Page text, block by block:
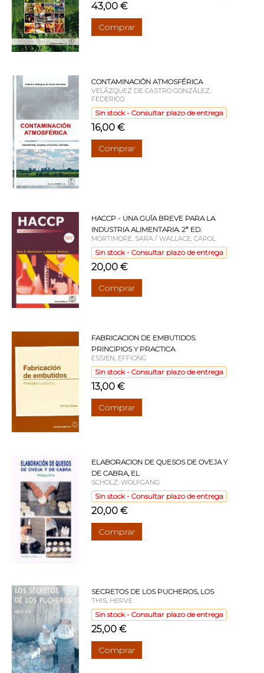
43,00 €
Comprar
CONTAMINACIÓN ATMOSFÉRICA
VELÁZQUEZ DE CASTRO GONZÁLEZ,
FEDERICO
Sin stock - Consultar plazo de entrega
16,00 €
Comprar
HACCP - UNA GUÍA BREVE PARA LA
INDUSTRIA ALIMENTARIA. 2ª ED.
MORTIMORE, SARA / WALLACE, CAROL
Sin stock - Consultar plazo de entrega
20,00 €
Comprar
FABRICACION DE EMBUTIDOS.
PRINCIPIOS Y PRACTICA
ESSIEN, EFFIONG
Sin stock - Consultar plazo de entrega
13,00 €
Comprar
ELABORACION DE QUESOS DE OVEJA Y
DE CABRA, EL
SCHOLZ, WOLFGANG
Sin stock - Consultar plazo de entrega
20,00 €
Comprar
SECRETOS DE LOS PUCHEROS, LOS
THIS, HERVE
Sin stock - Consultar plazo de entrega
25,00 €
Comprar